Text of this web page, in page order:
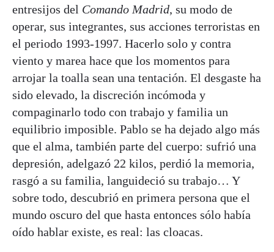
entresijos del Comando Madrid, su modo de
operar, sus integrantes, sus acciones terroristas en
el periodo 1993-1997. Hacerlo solo y contra
viento y marea hace que los momentos para
arrojar la toalla sean una tentación. El desgaste ha
sido elevado, la discreción incómoda y
compaginarlo todo con trabajo y familia un
equilibrio imposible. Pablo se ha dejado algo más
que el alma, también parte del cuerpo: sufrió una
depresión, adelgazó 22 kilos, perdió la memoria,
rasgó a su familia, languideció su trabajo… Y
sobre todo, descubrió en primera persona que el
mundo oscuro del que hasta entonces sólo había
oído hablar existe, es real: las cloacas.